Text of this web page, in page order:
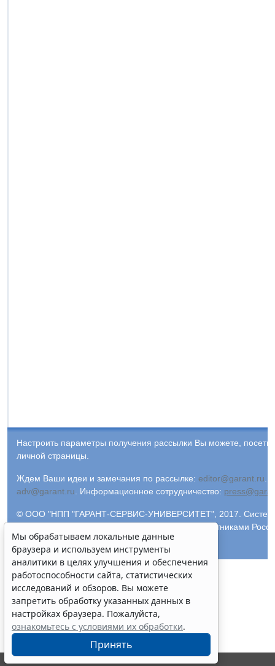
Настроить параметры получения рассылки Вы можете,
личной страницы.
Ждем Ваши идеи и замечания по рассылке: editor@garant.ru
adv@garant.ru
Информационное сотрудничество:
© ООО "НПП "ГАРАНТ-СЕРВИС-УНИВЕРСИТЕТ", 2017. Система
Компания "Гарант" и ее партнеры являются участниками
информации ГАРАНТ.
Мы обрабатываем локальные данные
браузера и используем инструменты
аналитики в целях улучшения и обеспечения
работоспособности сайта, статистических
исследований и обзоров. Вы можете
запретить обработку указанных данных в
настройках браузера. Пожалуйста,
ознакомьтесь с условиями их обработки.
Принять